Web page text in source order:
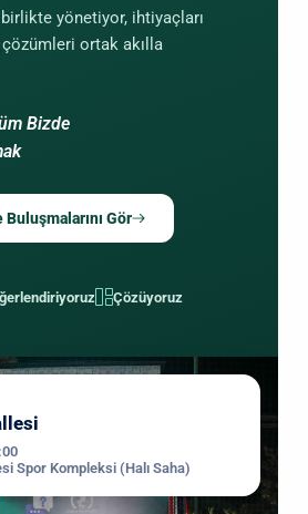
yönetiyor, ihtiyaçları
ortak akılla
Bizde
Gör
Çözüyoruz
Spor Kompleksi (Halı Saha)